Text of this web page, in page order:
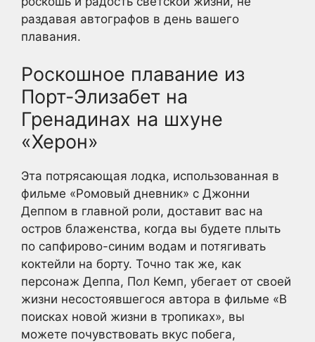
раздавая автографов в день вашего
плавания.
Роскошное плавание из
Порт-Элизабет на
Гренадинах на шхуне
«Херон»
Эта потрясающая лодка, использованная в
фильме «Ромовый дневник» с Джонни
Деппом в главной роли, доставит вас на
остров блаженства, когда вы будете плыть
по сапфирово-синим водам и потягивать
коктейли на борту. Точно так же, как
персонаж Деппа, Пол Кемп, убегает от своей
жизни несостоявшегося автора в фильме «В
поисках новой жизни в тропиках», вы
можете почувствовать вкус побега,